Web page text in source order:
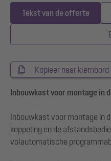
Tekst van de offerte
Kopieer naar klembord
Inbouwkast voor montage in
Inbouwkast voor montage in
koppeling en de
volautomatische